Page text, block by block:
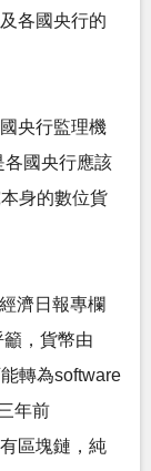
各國央行的
央行監理機
各國央行應該
身的數位貨
濟日報專欄
籲，貨幣由
轉為software
年前
區塊鏈，純